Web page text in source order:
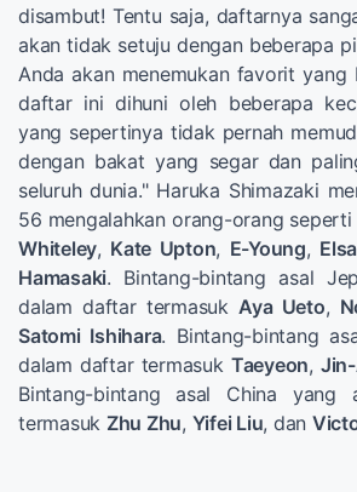
disambut! Tentu saja, daftarnya
akan tidak setuju dengan beberapa
Anda akan menemukan favorit yang
daftar ini dihuni oleh beberapa
yang sepertinya tidak pernah
dengan bakat yang segar dan
seluruh dunia." Haruka Shimazaki
56 mengalahkan orang-orang seperti
Whiteley, Kate Upton, E-Young,
Hamasaki. Bintang-bintang asal
dalam daftar termasuk Aya Ueto,
Satomi Ishihara. Bintang-bintang
dalam daftar termasuk Taeyeon,
Bintang-bintang asal China yang
termasuk Zhu Zhu, Yifei Liu, dan